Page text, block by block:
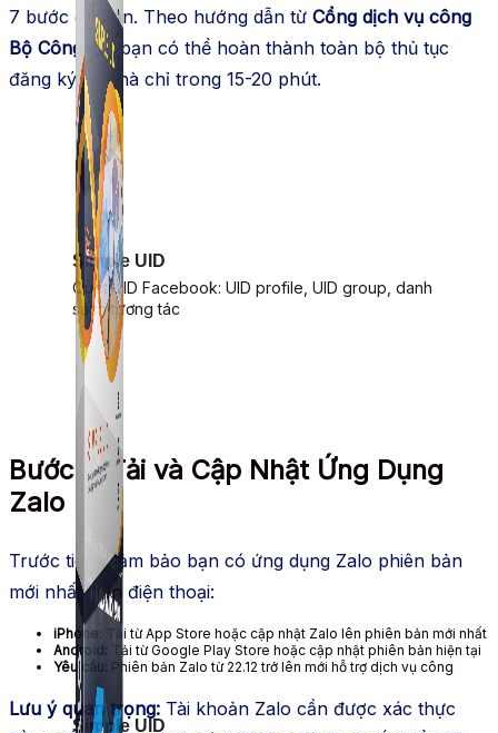
Simple UID
Quét UID Facebook: UID profile, UID group, danh
sách tương tác
Simple UID
7 bước cơ bản. Theo hướng dẫn từ Cổng dịch vụ công
Bộ Công an , bạn có thể hoàn thành toàn bộ thủ tục
đăng ký tại nhà chỉ trong 15-20 phút.
Bước 1: Tải và Cập Nhật Ứng Dụng
Zalo
Trước tiên, đảm bảo bạn có ứng dụng Zalo phiên bản
mới nhất trên điện thoại:
iPhone: Tải từ App Store hoặc cập nhật Zalo lên phiên bản mới nhất
Android: Tải từ Google Play Store hoặc cập nhật phiên bản hiện tại
Yêu cầu: Phiên bản Zalo từ 22.12 trở lên mới hỗ trợ dịch vụ công
Lưu ý quan trọng: Tài khoản Zalo cần được xác thực